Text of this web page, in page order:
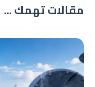
مقالات تهمك ...